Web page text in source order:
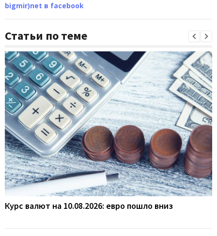
bigmir)net в facebook
Статьи по теме
Курс валют на 10.08.2026: евро пошло вниз